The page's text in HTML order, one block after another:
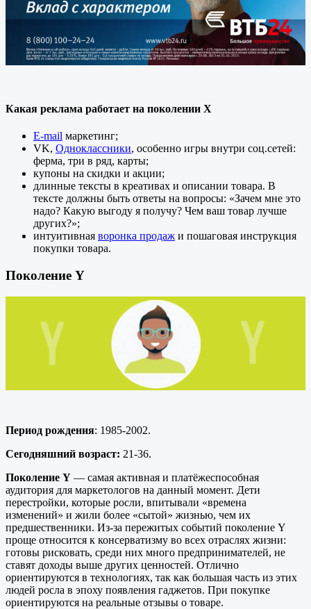
Какая реклама работает на поколении X
E-mail маркетинг;
VK, Одноклассники, особенно игры внутри соц.сетей:
ферма, три в ряд, карты;
купоны на скидки и акции;
длинные тексты в креативах и описании товара. В
тексте должны быть ответы на вопросы: «Зачем мне это
надо? Какую выгоду я получу? Чем ваш товар лучше
других?»;
интуитивная воронка продаж и пошаговая инструкция
покупки товара.
Поколение Y
Период рождения: 1985-2002.
Сегодняшний возраст: 21-36.
Поколение Y — самая активная и платёжеспособная
аудитория для маркетологов на данный момент. Дети
перестройки, которые росли, впитывали «времена
изменений» и жили более «сытой» жизнью, чем их
предшественники. Из-за пережитых событий поколение Y
проще относится к консерватизму во всех отраслях жизни:
готовы рисковать, среди них много предпринимателей, не
ставят доходы выше других ценностей. Отлично
ориентируются в технологиях, так как большая часть из этих
людей росла в эпоху появления гаджетов. При покупке
ориентируются на реальные отзывы о товаре.